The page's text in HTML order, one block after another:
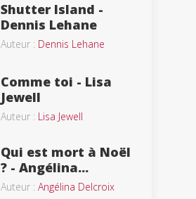
Shutter Island -
Dennis Lehane
Auteur : Dennis Lehane
Comme toi - Lisa
Jewell
Auteur : Lisa Jewell
Qui est mort à Noël
? - Angélina...
Auteur : Angélina Delcroix